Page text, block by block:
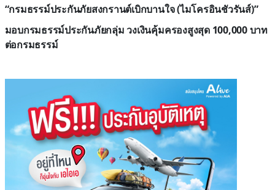
“กรมธรรม์ประกันภัยสงกรานต์เบิกบานใจ (ไมโครอินชัวรันส์)”
มอบกรมธรรม์ประกันภัยกลุ่ม วงเงินคุ้มครองสูงสุด 100,000บาท
ต่อกรมธรรม์